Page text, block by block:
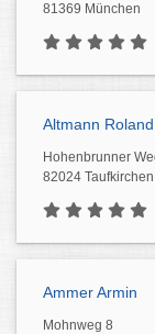
81369 München
Altmann
Hohenbrunner
82024 Taufkirchen
Ammer Armin
Mohnweg 8